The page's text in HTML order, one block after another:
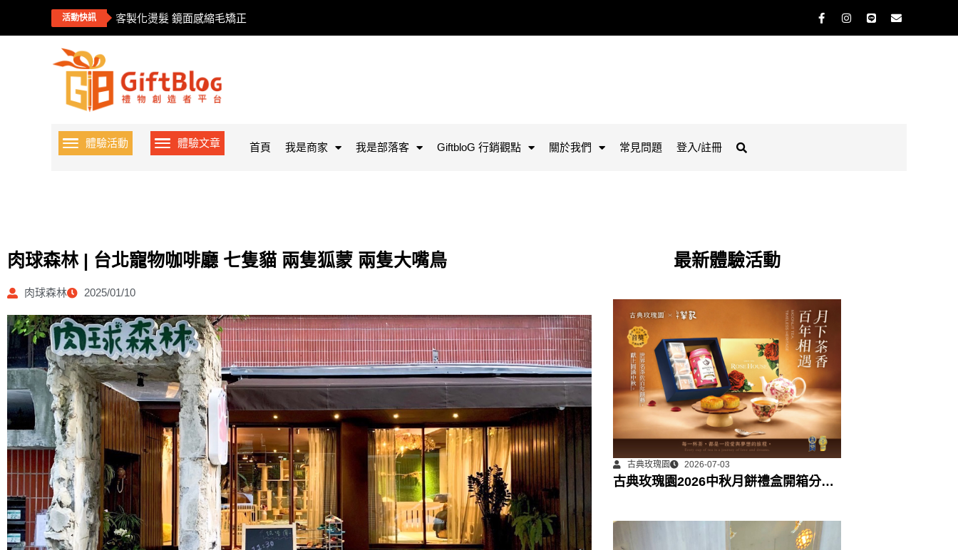
活動快訊 客製化燙髮 鏡面感縮毛矯正
體驗活動 體驗文章 首頁 我是商家 我是部落客 GiftbloG 行銷觀點 關於我們 常見問題 登入/註冊
肉球森林 | 台北寵物咖啡廳 七隻貓 兩隻狐蒙 兩隻大嘴鳥
肉球森林 2025/01/10
最新體驗活動
古典玫瑰園 2026-07-03
古典玫瑰園2026中秋月餅禮盒開箱分享 /